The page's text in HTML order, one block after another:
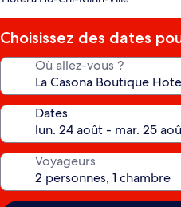
Choisissez des dates
Où allez-vous ?
Dates
Voyageurs